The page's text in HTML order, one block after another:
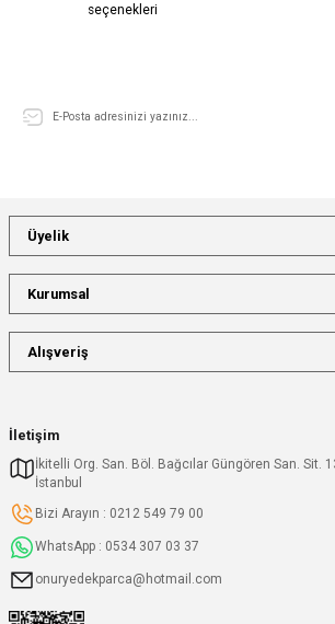
seçenekleri
İletişim
İkitelli Org. San. Böl. Bağcılar Güngören San. Sit.
İstanbul
Bizi Arayın : 0212 549 79 00
WhatsApp : 0534 307 03 37
onuryedekparca@hotmail.com
Üyelik
Kurumsal
Alışveriş